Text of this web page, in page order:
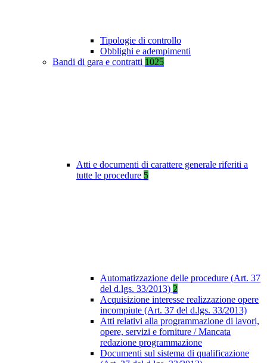
Tipologie di controllo
Obblighi e adempimenti
Bandi di gara e contratti 1025
Atti e documenti di carattere generale riferiti a
tutte le procedure 5
Automatizzazione delle procedure (Art. 37
del d.lgs. 33/2013) 2
Acquisizione interesse realizzazione opere
incompiute (Art. 37 del d.lgs. 33/2013)
Atti relativi alla programmazione di lavori,
opere, servizi e forniture / Mancata
redazione programmazione
Documenti sul sistema di qualificazione